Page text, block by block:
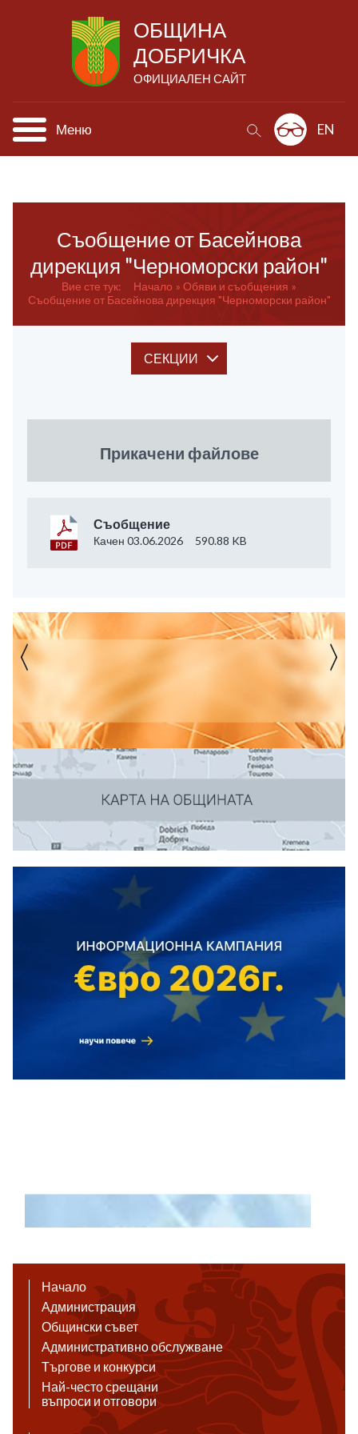
ОБЩИНА
ДОБРИЧКА
ОФИЦИАЛЕН САЙТ
Меню EN
Съобщение от Басейнова
дирекция "Черноморски район"
Вие сте тук: Начало
Обяви и съобщения
Съобщение от Басейнова дирекция "Черноморски район"
СЕКЦИИ
Прикачени файлове
Съобщение
Качен 03.06.2026 590.88 KB
Начало
Администрация
Общински съвет
Административно обслужване
Търгове и конкурси
Най-често срещани
въпроси и отговори